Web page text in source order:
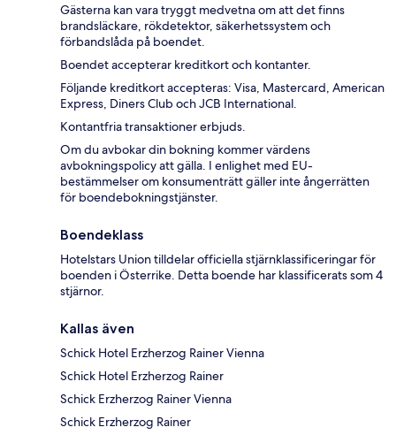
Gästerna kan vara tryggt medvetna om att det finns
brandsläckare, rökdetektor, säkerhetssystem och
förbandslåda på boendet.
Boendet accepterar kreditkort och kontanter.
Följande kreditkort accepteras: Visa, Mastercard, American
Express, Diners Club och JCB International.
Kontantfria transaktioner erbjuds.
Om du avbokar din bokning kommer värdens
avbokningspolicy att gälla. I enlighet med EU-
bestämmelser om konsumenträtt gäller inte ångerrätten
för boendebokningstjänster.
Boendeklass
Hotelstars Union tilldelar officiella stjärnklassificeringar för
boenden i Österrike. Detta boende har klassificerats som 4
stjärnor.
Kallas även
Schick Hotel Erzherzog Rainer Vienna
Schick Hotel Erzherzog Rainer
Schick Erzherzog Rainer Vienna
Schick Erzherzog Rainer